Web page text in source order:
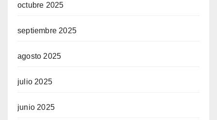
octubre 2025
septiembre 2025
agosto 2025
julio 2025
junio 2025